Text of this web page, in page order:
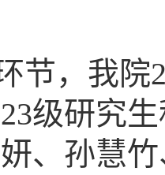
节，我院
级研究
、孙慧